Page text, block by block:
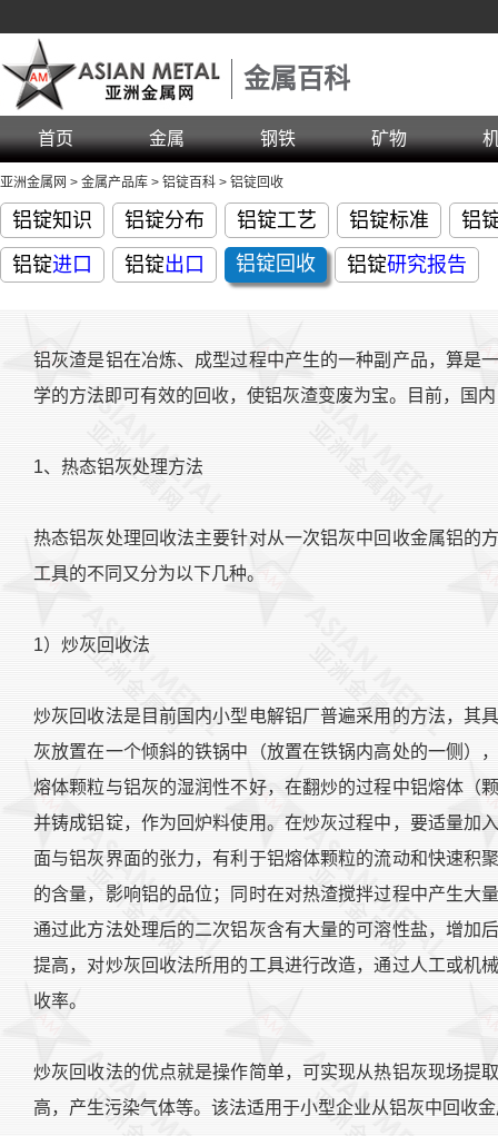
金属百科
首页 金属 钢铁 矿物
亚洲金属网 > 金属产品库 > 铝锭百科 > 铝锭回收
铝锭知识 铝锭分布 铝锭工艺 铝锭标准
铝
铝锭进口 铝锭出口 铝锭回收 铝锭研究报告
铝灰渣是铝在冶炼、成型过程中产生的一种副产品，算是
学的方法即可有效的回收，使铝灰渣变废为宝。目前，国
1、热态铝灰处理方法
热态铝灰处理回收法主要针对从一次铝灰中回收金属铝的
工具的不同又分为以下几种。
1）炒灰回收法
炒灰回收法是目前国内小型电解铝厂普遍采用的方法，其
灰放置在一个倾斜的铁锅中（放置在铁锅内高处的一侧）
熔体颗粒与铝灰的湿润性不好，在翻炒的过程中铝熔体（
并铸成铝锭，作为回炉料使用。在炒灰过程中，要适量加
面与铝灰界面的张力，有利于铝熔体颗粒的流动和快速积
的含量，影响铝的品位；同时在对热渣搅拌过程中产生大
通过此方法处理后的二次铝灰含有大量的可溶性盐，增加
提高，对炒灰回收法所用的工具进行改造，通过人工或机
收率。
炒灰回收法的优点就是操作简单，可实现从热铝灰现场提
高，产生污染气体等。该法适用于小型企业从铝灰中回收